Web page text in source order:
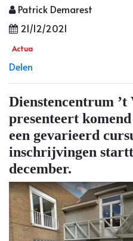
Patrick Demarest
21/12/2021
Actua
Delen
Dienstencentrum
presenteert
een gevarieerd
inschrijvingen
december.